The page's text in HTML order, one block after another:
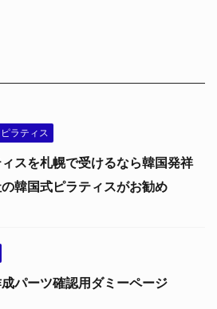
ピラティス
ィスを札幌で受けるなら韓国発祥
韓国式ピラティスがお勧め
パーツ確認用ダミーページ